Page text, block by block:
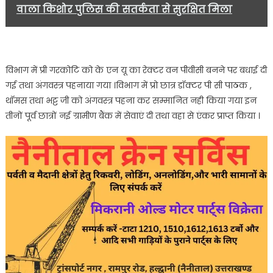
वाला किशोर पुलिस की सतर्कता से सुरक्षित मिला
विभाग में प्री गरकोटि को के एन यू का रेक्टर वन पीवीसी बनने पर बधाई दी
गई तथा अंगवस्त्र पहनाया गया ।विभाग में प्रो छात्र डॉक्टर पी सी पाठक ,
थॉमस तथा भट्ट जी को अंगवस्त्र पहना कर सम्मानित नही किया गया इन
तीनों पूर्व छात्रों नई ग्रामीण बैंक में सेवाएं दी तथा वहा से एंकर प्राप्त किया ।